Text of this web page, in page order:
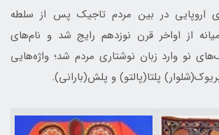
اروپایی در بین مردم تاجیک پس از سلطه
از اواخر قرن نوزدهم رایج شد و نام‌های
نو وارد زبان نوشتاری مردم شد؛ واژه‌هایی
پلتا(پالتو) و پلش(بارانی).